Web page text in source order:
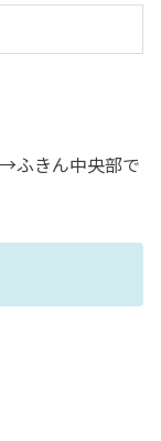
ふきん中央部で